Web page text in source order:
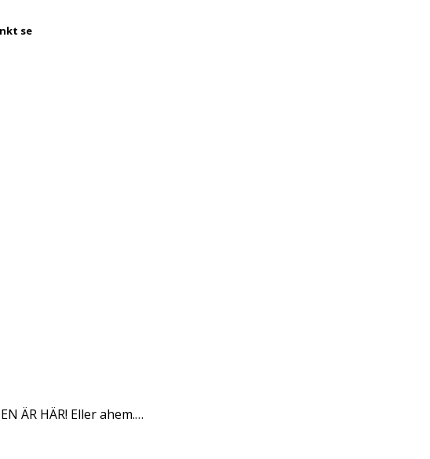
se
ÄR HÄR! Eller ahem.…